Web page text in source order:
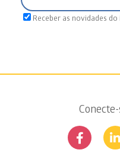
Receber as novidades do